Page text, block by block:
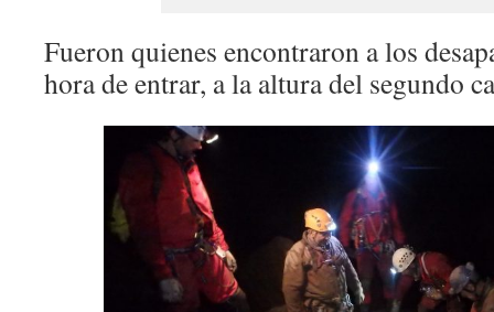
Fueron quienes encontraron a los
hora de entrar, a la altura del segundo